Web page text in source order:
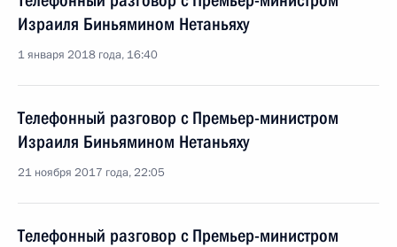
Израиля Биньямином Нетаньяху
1 января 2018 года, 16:40
Телефонный разговор с Премьер-министром
Израиля Биньямином Нетаньяху
21 ноября 2017 года, 22:05
Телефонный разговор с Премьер-министром